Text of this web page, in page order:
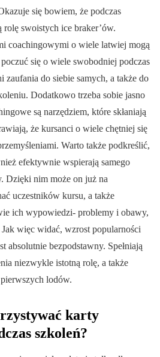
się bowiem, że podczas
rolę swoistych ice braker’ów.
coachingowymi o wiele latwiej mogą
się o wiele swobodniej podczas
zaufania do siebie samych, a także do
Dodatkowo trzeba sobie jasno
są narzędziem, które skłaniają
że kursanci o wiele chętniej się
Warto także podkreślić,
efektywnie wspierają samego
Dzięki nim może on już na
uczestników kursu, a także
ich wypowiedzi- problemy i obawy,
więc widać, wzrost popularności
absolutnie bezpodstawny. Spełniają
niezwykle istotną rolę, a także
lodów.
karty
szkoleń?